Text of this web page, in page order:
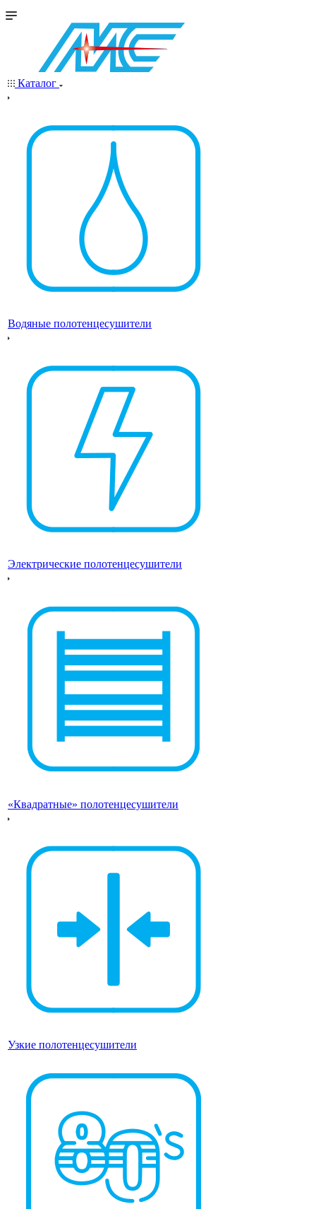
Каталог
Водяные полотенцесушители
Электрические полотенцесушители
«Квадратные» полотенцесушители
Узкие полотенцесушители